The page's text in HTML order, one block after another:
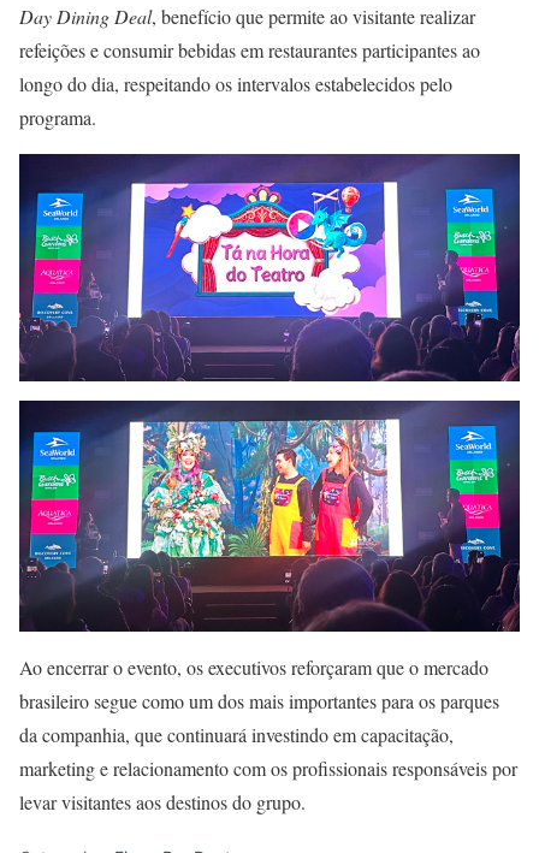
Day Dining Deal, benefício que permite ao visitante realizar
refeições e consumir bebidas em restaurantes participantes ao
longo do dia, respeitando os intervalos estabelecidos pelo
programa.
Ao encerrar o evento, os executivos reforçaram que o mercado
brasileiro segue como um dos mais importantes para os parques
da companhia, que continuará investindo em capacitação,
marketing e relacionamento com os profissionais responsáveis por
levar visitantes aos destinos do grupo.